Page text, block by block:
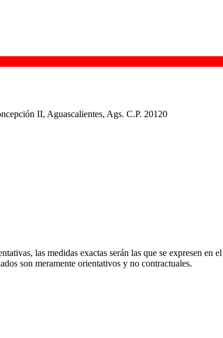
II, Aguascalientes, Ags. C.P. 20120
las medidas exactas serán las que se expresen
son meramente orientativos y no contractuales.